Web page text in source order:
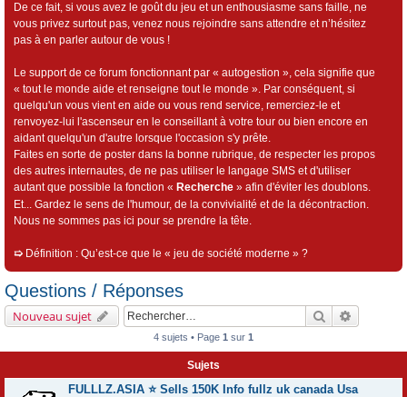
De ce fait, si vous avez le goût du jeu et un enthousiasme sans faille, ne
vous privez surtout pas, venez nous rejoindre sans attendre et n’hésitez
pas à en parler autour de vous !
Le support de ce forum fonctionnant par « autogestion », cela signifie que
« tout le monde aide et renseigne tout le monde ». Par conséquent, si
quelqu'un vous vient en aide ou vous rend service, remerciez-le et
renvoyez-lui l'ascenseur en le conseillant à votre tour ou bien encore en
aidant quelqu'un d'autre lorsque l'occasion s'y prête.
Faites en sorte de poster dans la bonne rubrique, de respecter les propos
des autres internautes, de ne pas utiliser le langage SMS et d'utiliser
autant que possible la fonction « Recherche » afin d'éviter les doublons.
Et... Gardez le sens de l'humour, de la convivialité et de la décontraction.
Nous ne sommes pas ici pour se prendre la tête.
➯ Définition : Qu’est-ce que le « jeu de société moderne » ?
Questions / Réponses
Nouveau sujet Rechercher
4 sujets • Page 1 sur 1
Sujets
FULLLZ.ASIA ⭐️ Sells 150K Info fullz uk canada Usa